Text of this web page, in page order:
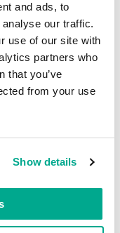
and ads, to
our traffic.
use of our site with
partners who
that you’ve
from your use
Show details
os resultados
encontradas